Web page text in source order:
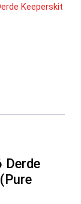
Keeperskit
Derde